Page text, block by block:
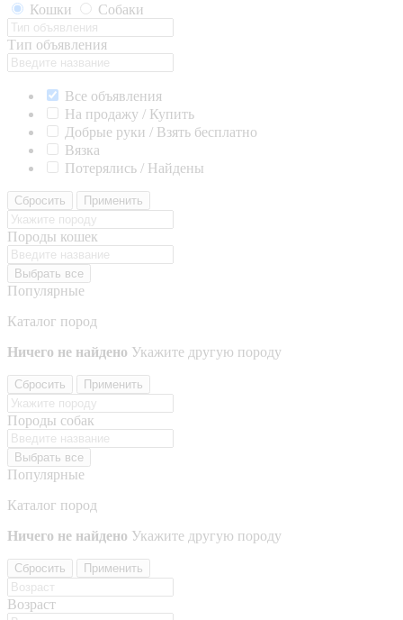
Кошки
Собаки
Тип объявления
Все объявления
На продажу / Купить
Добрые руки / Взять бесплатно
Вязка
Потерялись / Найдены
Сбросить Применить
Породы кошек
Выбрать все
Популярные
Каталог пород
Ничего не найдено Укажите другую породу
Сбросить Применить
Породы собак
Выбрать все
Популярные
Каталог пород
Ничего не найдено Укажите другую породу
Сбросить Применить
Возраст